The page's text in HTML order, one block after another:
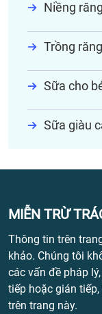
Niềng răng
Trồng
Sữa cho
Sữa giàu
MIỄN TRỪ
Thông tin trên
khảo. Chúng tôi
các vấn đề pháp
tiếp hoặc gián
trên trang này.